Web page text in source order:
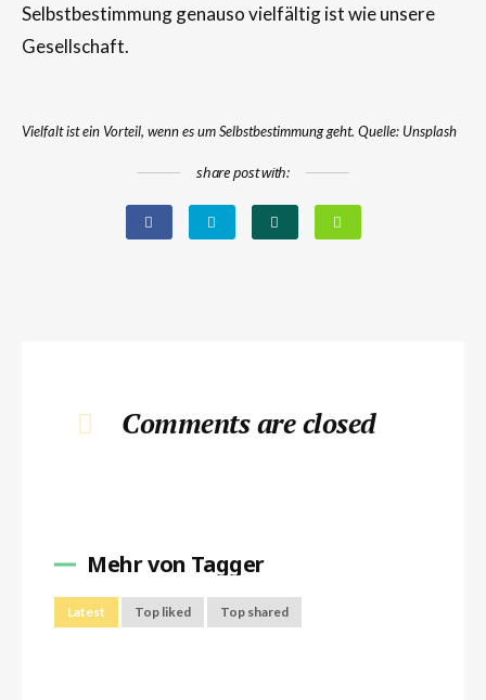
Selbstbestimmung genauso vielfältig ist wie unsere
Gesellschaft.
Vielfalt ist ein Vorteil, wenn es um Selbstbestimmung geht. Quelle: Unsplash
share post with:
Comments are closed
Mehr von Tagger
Latest Top liked Top shared